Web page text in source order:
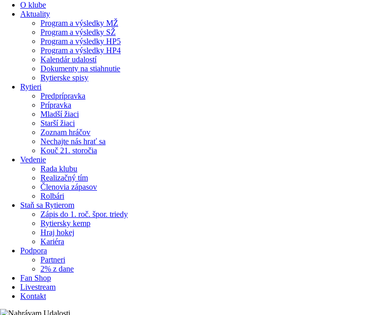
O klube
Aktuality
Program a výsledky MŽ
Program a výsledky SŽ
Program a výsledky HP5
Program a výsledky HP4
Kalendár udalostí
Dokumenty na stiahnutie
Rytierske spisy
Rytieri
Predprípravka
Prípravka
Mladší žiaci
Starší žiaci
Zoznam hráčov
Nechajte nás hrať sa
Kouč 21. storočia
Vedenie
Rada klubu
Realizačný tím
Členovia zápasov
Rolbári
Staň sa Rytierom
Zápis do 1. roč. špor. triedy
Rytiersky kemp
Hraj hokej
Kariéra
Podpora
Partneri
2% z dane
Fan Shop
Livestream
Kontakt